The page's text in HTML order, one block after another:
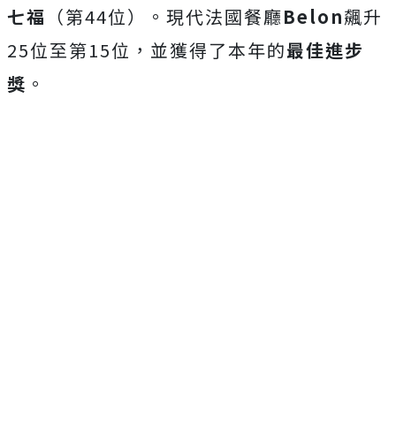
七福 （第44位）。現代法國餐廳Belon飆升
25位至第15位，並獲得了本年的最佳進步
獎 。